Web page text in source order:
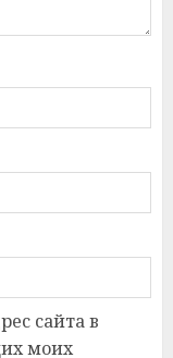
сайта в
моих